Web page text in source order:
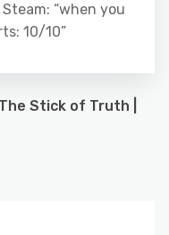
“when you
10/10”
Stick of Truth |